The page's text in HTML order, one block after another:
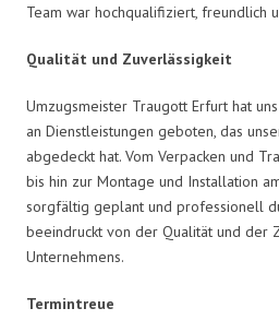
Team war hochqualifiziert, freundlich
Qualität und Zuverlässigkeit
Umzugsmeister Traugott Erfurt hat
an Dienstleistungen geboten, das
abgedeckt hat. Vom Verpacken und
bis hin zur Montage und Installation
sorgfältig geplant und professionell
beeindruckt von der Qualität und der
Unternehmens.
Termintreue